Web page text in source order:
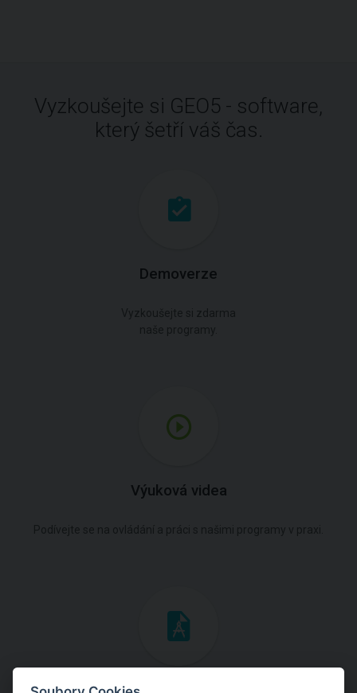
Vyzkoušejte si GEO5 - software,
který šetří váš čas.
Demoverze
Výuková videa